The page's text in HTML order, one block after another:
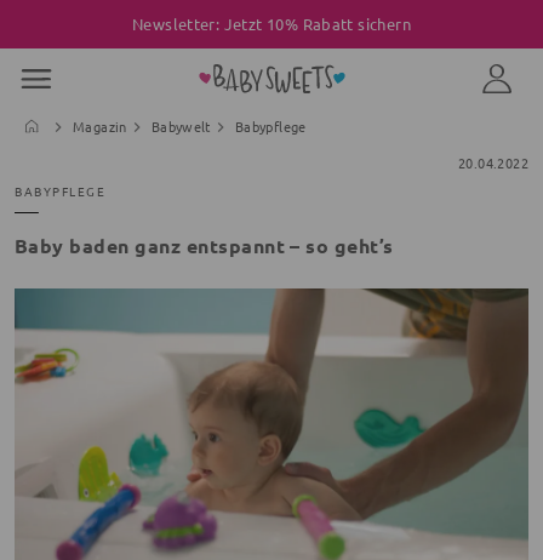
Newsletter: Jetzt 10% Rabatt sichern
Magazin Babywelt
Babypflege
20.04.2022
BABYPFLEGE
Baby baden ganz entspannt – so geht’s